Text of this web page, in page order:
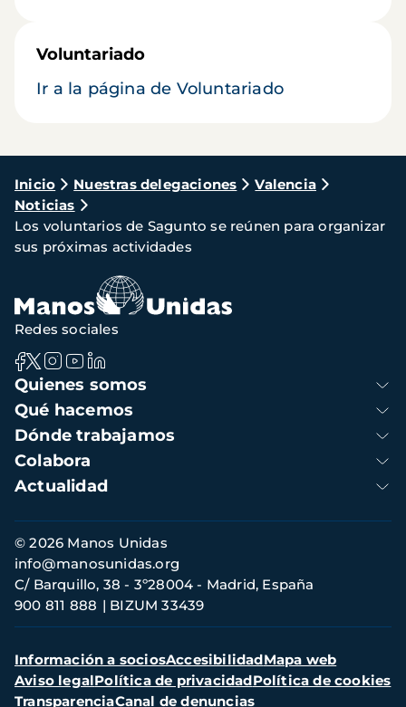
Voluntariado
Ir a la página de Voluntariado
Ruta
de
navegación
Inicio Nuestras delegaciones
Valencia
Noticias
Los voluntarios de Sagunto se reúnen para organizar
sus próximas actividades
Navegación
principal
Quienes somos
Qué hacemos
Dónde trabajamos
Colabora
Actualidad
Redes sociales
Información
de
contacto
© 2026 Manos Unidas
C/ Barquillo, 38 - 3º28004 - Madrid, España
900 811 888
BIZUM 33439
info@manosunidas.org
Menú
secundario
Información a sociosAccesibilidadMapa web
Aviso legalPolítica de privacidadPolítica de cookies
TransparenciaCanal de denuncias